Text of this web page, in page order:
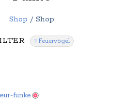
Shop / Shop
Feuervögel
funke